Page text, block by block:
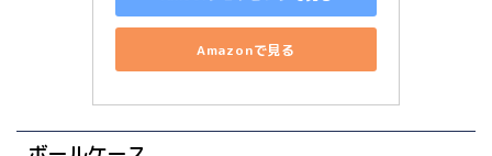
Amazonで見る